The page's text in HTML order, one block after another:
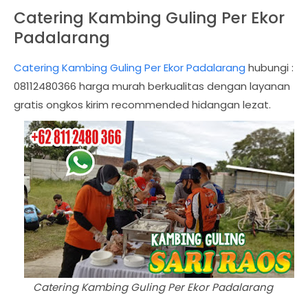
Catering Kambing Guling Per Ekor
Padalarang
Catering Kambing Guling Per Ekor Padalarang hubungi :
08112480366 harga murah berkualitas dengan layanan
gratis ongkos kirim recommended hidangan lezat.
Catering Kambing Guling Per Ekor Padalarang